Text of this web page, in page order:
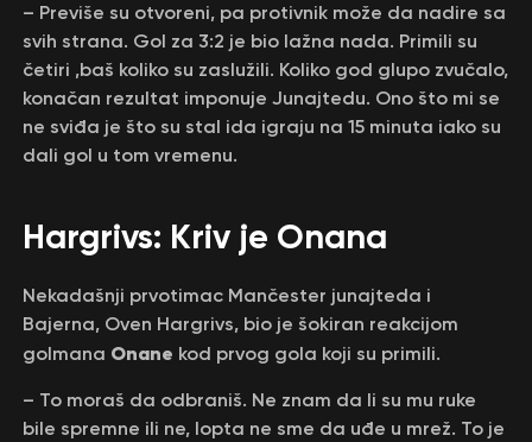
– Previše su otvoreni, pa protivnik može da nadire sa
svih strana. Gol za 3:2 je bio lažna nada. Primili su
četiri ,baš koliko su zaslužili. Koliko god glupo zvučalo,
konačan rezultat imponuje Junajtedu. Ono što mi se
ne sviđa je što su stal ida igraju na 15 minuta iako su
dali gol u tom vremenu.
Hargrivs: Kriv je Onana
Nekadašnji prvotimac Mančester junajteda i
Bajerna, Oven Hargrivs, bio je šokiran reakcijom
golmana Onane kod prvog gola koji su primili.
– To moraš da odbraniš. Ne znam da li su mu ruke
bile spremne ili ne, lopta ne sme da uđe u mrež. To je